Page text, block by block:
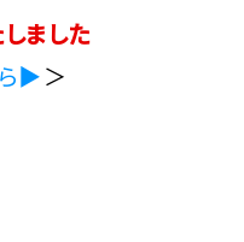
ました
▶＞